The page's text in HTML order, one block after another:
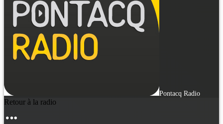
Pontacq Radio
Retour à la radio